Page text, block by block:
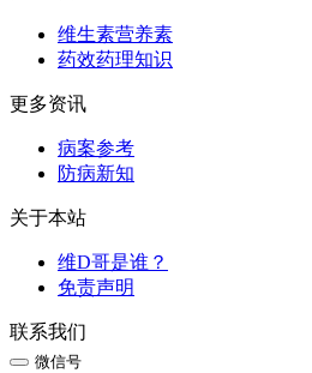
维生素营养素
药效药理知识
更多资讯
病案参考
防病新知
关于本站
维D哥是谁？
免责声明
联系我们
微信号